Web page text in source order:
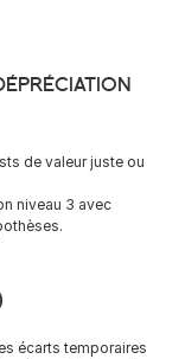
de valeur juste ou
niveau 3 avec
écarts temporaires